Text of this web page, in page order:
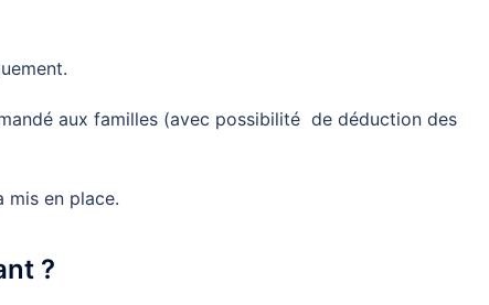
aux familles (avec possibilité de déduction des
mis en place.
?